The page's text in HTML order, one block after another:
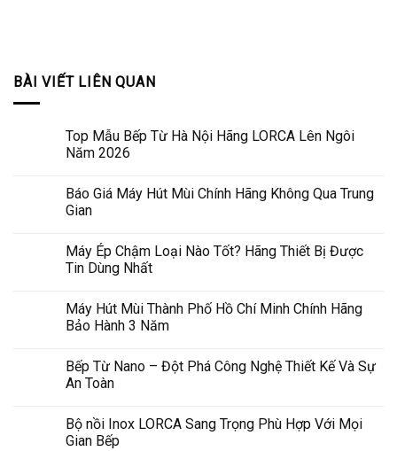
BÀI VIẾT LIÊN QUAN
Top Mẫu Bếp Từ Hà Nội Hãng LORCA Lên Ngôi
Năm 2026
Báo Giá Máy Hút Mùi Chính Hãng Không Qua Trung
Gian
Máy Ép Chậm Loại Nào Tốt? Hãng Thiết Bị Được
Tin Dùng Nhất
Máy Hút Mùi Thành Phố Hồ Chí Minh Chính Hãng
Bảo Hành 3 Năm
Bếp Từ Nano – Đột Phá Công Nghệ Thiết Kế Và Sự
An Toàn
Bộ nồi Inox LORCA Sang Trọng Phù Hợp Với Mọi
Gian Bếp